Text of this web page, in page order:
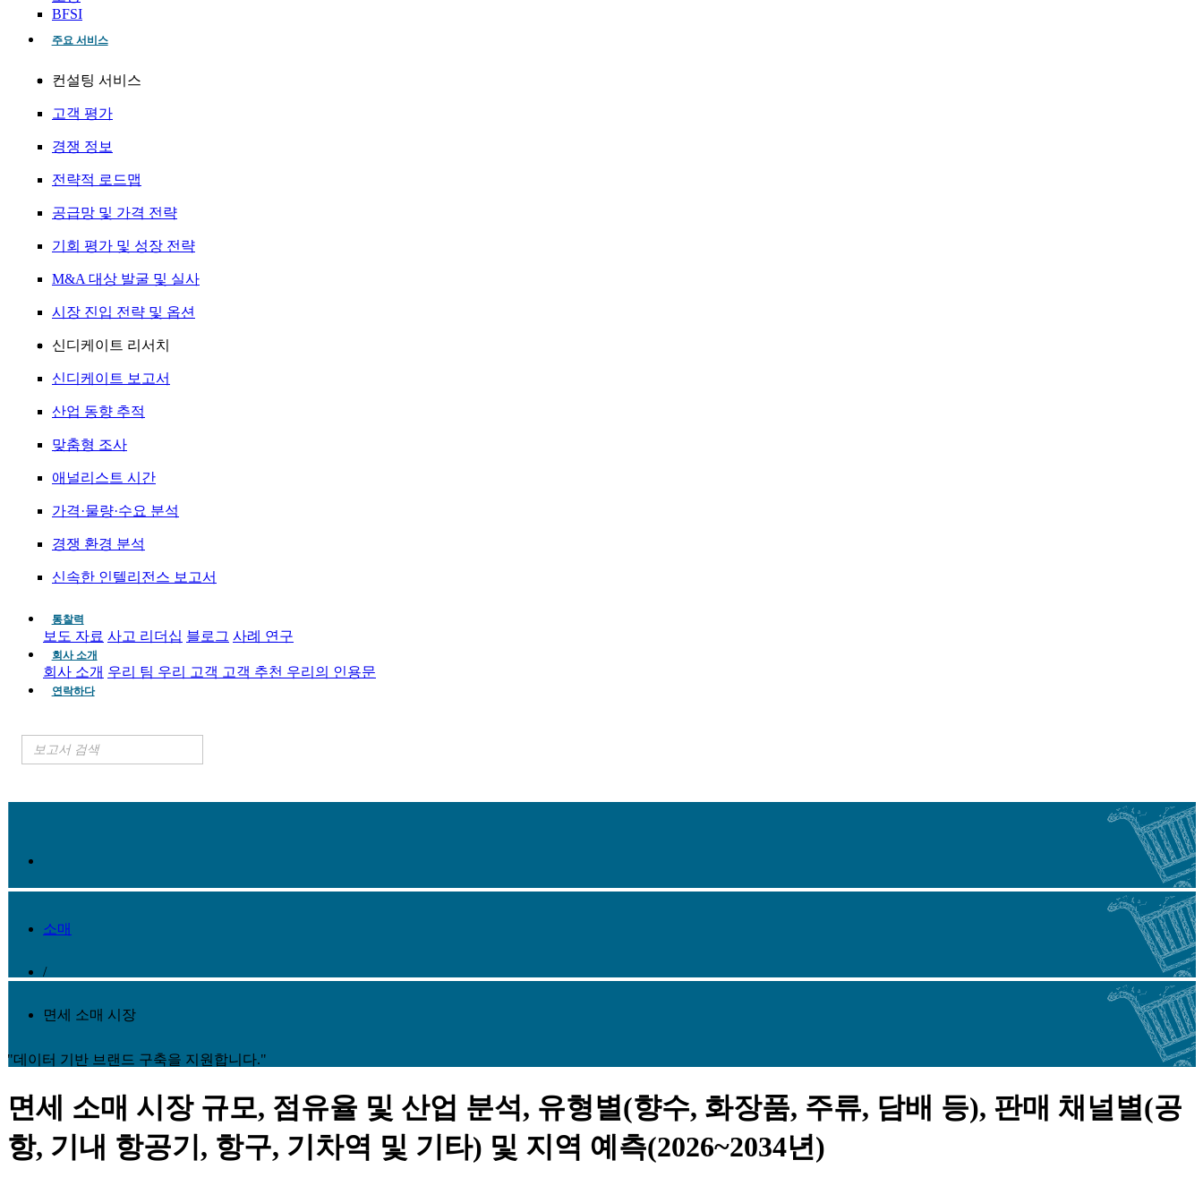
BFSI
주요 서비스
컨설팅 서비스
고객 평가
경쟁 정보
전략적 로드맵
공급망 및 가격 전략
기회 평가 및 성장 전략
M&A 대상 발굴 및 실사
시장 진입 전략 및 옵션
신디케이트 리서치
신디케이트 보고서
산업 동향 추적
맞춤형 조사
애널리스트 시간
가격·물량·수요 분석
경쟁 환경 분석
신속한 인텔리전스 보고서
통찰력
보도 자료 사고 리더십 블로그 사례 연구
회사 소개
회사 소개 우리 팀 우리 고객 고객 추천 우리의 인용문
연락하다
소매
/
면세 소매 시장
"데이터 기반 브랜드 구축을 지원합니다."
면세 소매 시장 규모, 점유율 및 산업 분석, 유형별(향수, 화장품, 주류, 담배 등), 판매 채널별(공
항, 기내 항공기, 항구, 기차역 및 기타) 및 지역 예측(2026~2034년)